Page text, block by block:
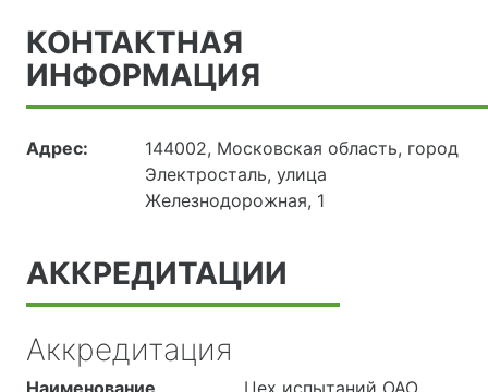
КОНТАКТНАЯ
ИНФОРМАЦИЯ
Адрес:
144002, Московская область, город
Электросталь, улица
Железнодорожная, 1
АККРЕДИТАЦИИ
Аккредитация
Наименование Цех испытаний ОАО